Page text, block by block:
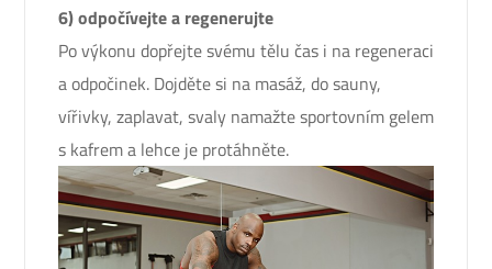
6) odpočívejte a regenerujte
Po výkonu dopřejte svému tělu čas i na regeneraci
a odpočinek. Dojděte si na masáž, do sauny,
vířivky, zaplavat, svaly namažte sportovním gelem
s kafrem a lehce je protáhněte.